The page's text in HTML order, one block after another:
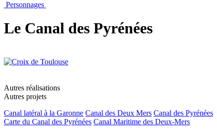
Personnages
Le Canal des Pyrénées
Autres réalisations
Autres projets
Canal latéral à la Garonne Canal des Deux Mers Canal des Pyrénées
Carte du Canal des Pyrénées Canal Maritime des Deux-Mers